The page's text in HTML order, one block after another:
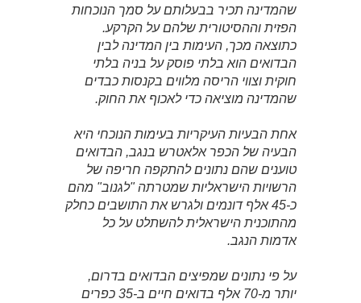
שהמדינה תכיר בבעלותם על סמך הנוכחות
הפזית וההסיטורית שלהם על הקרקע.
כתוצאה מכך, העימות בין המדינה לבין
הבדואים הוא בלתי פוסק על בניה בלתי
חוקית וצווי הריסה מלווים בקנסות כבדים
שהמדינה מוציאה כדי לאכוף את החוק.
אחת הבעיות העיקריות בעימות הנוכחי היא
הבעיה של הכפר אלאטרש בנגב, הבדואים
טוענים שהם נתונים להתקפה חריפה של
הרשויות הישראליות שמטרתה "לגנוב" מהם
כ-45 אלף דונמים ולגרש את התושבים כחלק
מהתוכנית הישראלית להשתלט על כל
אדמות הנגב.
על פי נתונים שמפיצים הבדואים בדרום,
יותר מ-70 אלף בדואים חיים ב-35 כפרים